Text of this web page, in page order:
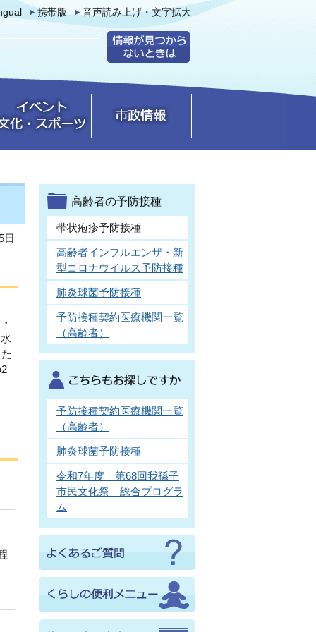
携帯版 音声読み上げ・文字拡大
日
高齢者の予防接種
帯状疱疹予防接種
高齢者インフルエンザ・新
型コロナウイルス予防接種
肺炎球菌予防接種
予防接種契約医療機関一覧
（高齢者）
予防接種契約医療機関一覧
（高齢者）
肺炎球菌予防接種
令和7年度 第68回我孫子
市民文化祭 総合プログラ
ム